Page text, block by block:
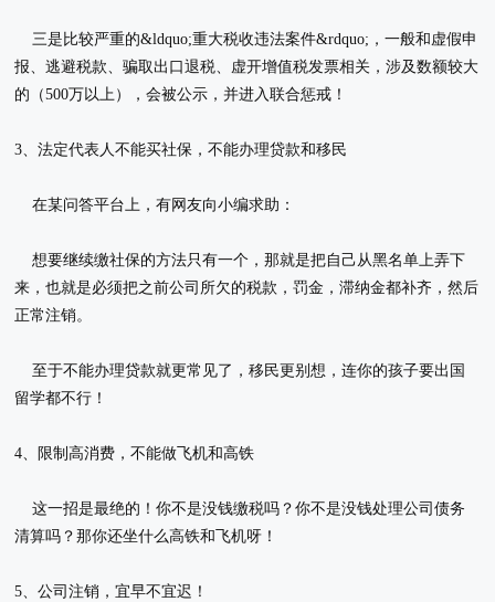
三是比较严重的&ldquo;重大税收违法案件&rdquo;，一般和虚假申
报、逃避税款、骗取出口退税、虚开增值税发票相关，涉及数额较大
的（500万以上），会被公示，并进入联合惩戒！
3、法定代表人不能买社保，不能办理贷款和移民
在某问答平台上，有网友向小编求助：
想要继续缴社保的方法只有一个，那就是把自己从黑名单上弄下
来，也就是必须把之前公司所欠的税款，罚金，滞纳金都补齐，然后
正常注销。
至于不能办理贷款就更常见了，移民更别想，连你的孩子要出国
留学都不行！
4、限制高消费，不能做飞机和高铁
这一招是最绝的！你不是没钱缴税吗？你不是没钱处理公司债务
清算吗？那你还坐什么高铁和飞机呀！
5、公司注销，宜早不宜迟！